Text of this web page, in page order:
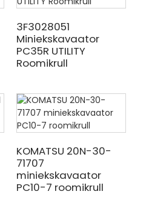
3F3028051
Miniekskavaator
PC35R UTILITY
Roomikrull
KOMATSU 20N-30-
71707
miniekskavaator
PC10-7 roomikrull